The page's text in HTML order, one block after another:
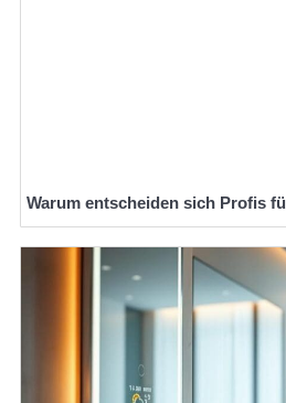
Warum entscheiden sich Profis